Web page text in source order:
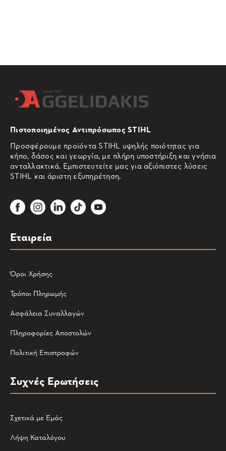
Πιστοποιημένος Αντιπρόσωπος STIHL
Προσφέρουμε προϊόντα STIHL υψηλής ποιότητας για
κήπο, δάσος και γεωργία, με πλήρη υποστήριξη και γνήσια
ανταλλακτικά. Εμπιστευτείτε μας για αξιόπιστες λύσεις
STIHL και άριστη εξυπηρέτηση.
Εταιρεία
Όροι Χρήσης
Τρόποι Πληρωμής
Ασφάλεια Συναλλαγών
Πληροφορίες Αποστολών
Πολιτική Επιστροφών
Συχνές Ερωτήσεις
Σχετικά με Εμάς
Λήψη Καταλόγου